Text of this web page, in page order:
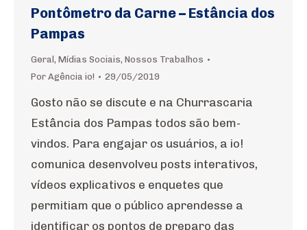
Pontômetro da Carne – Estância dos
Pampas
Geral , Mídias Sociais, Nossos Trabalhos
Por Agência io! 29/05/2019
Gosto não se discute e na Churrascaria
Estância dos Pampas todos são bem-
vindos. Para engajar os usuários, a io!
comunica desenvolveu posts interativos,
vídeos explicativos e enquetes que
permitiam que o público aprendesse a
identificar os pontos de preparo das